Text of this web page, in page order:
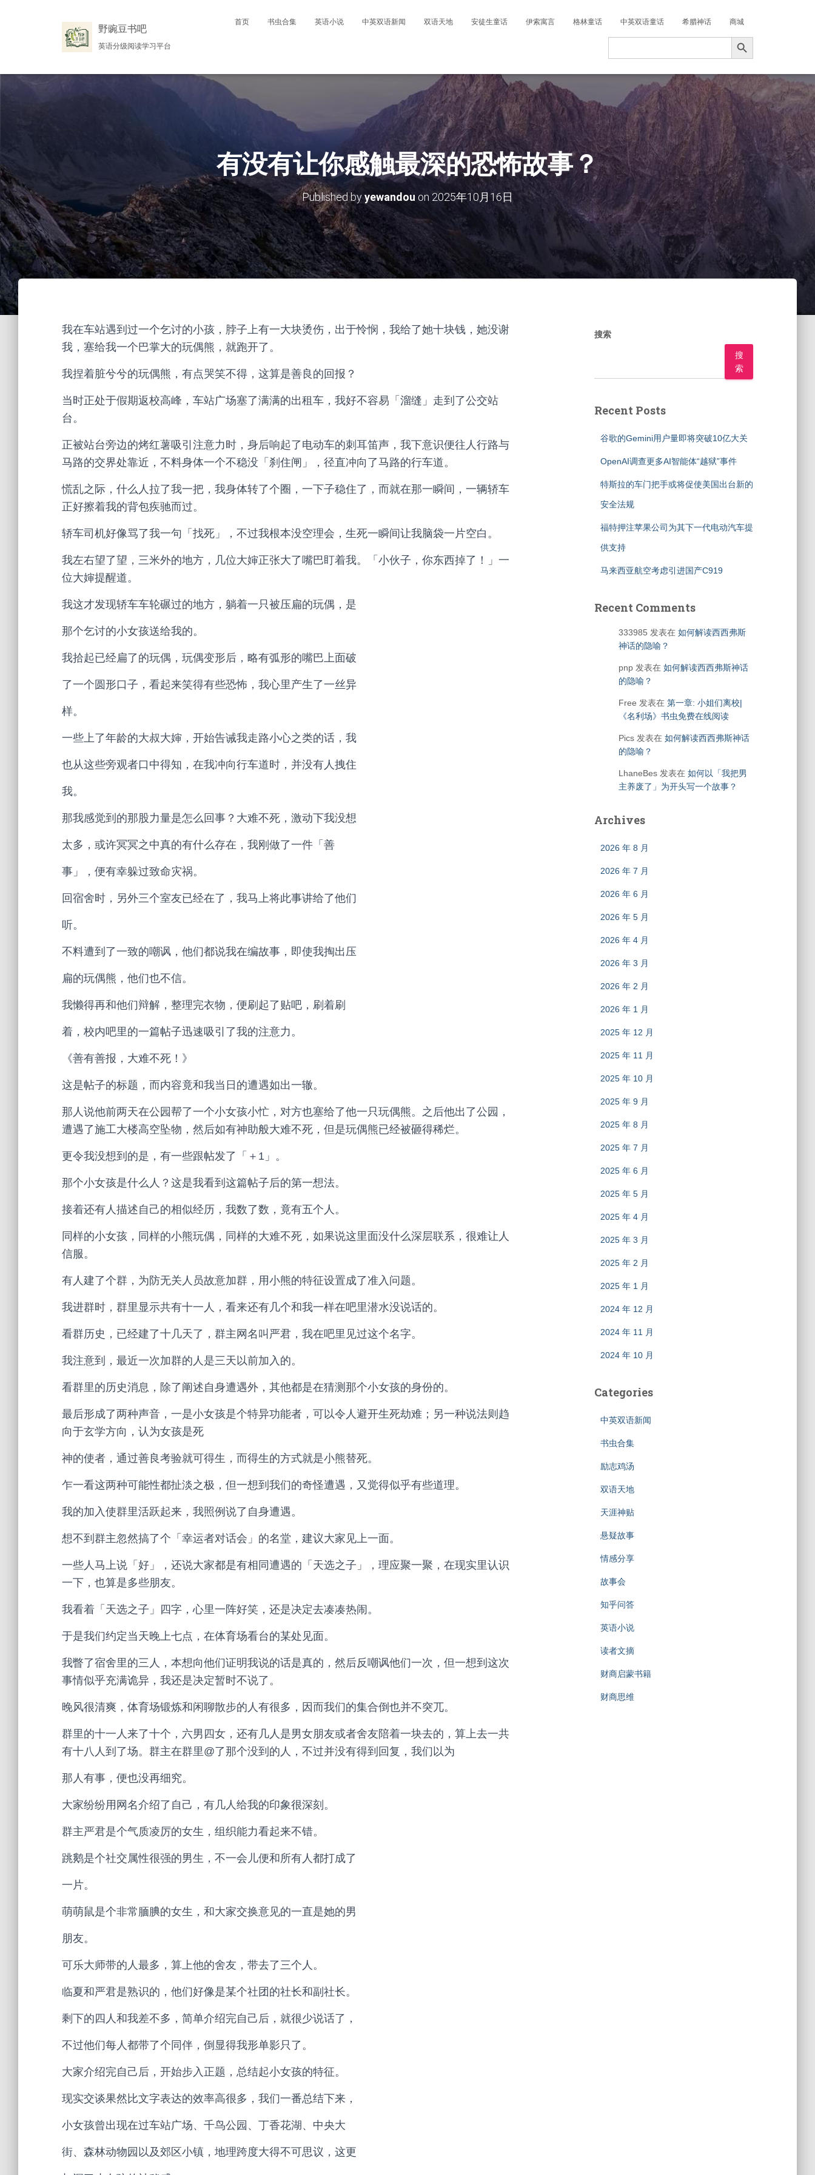
野豌豆书吧
英语分级阅读学习平台
首页 书虫合集 英语小说 中英双语新闻 双语天地 安徒生童话 伊索寓言 格林童话 中英双语童话 希腊神话 商城
Search
搜索按钮
有没有让你感触最深的恐怖故事？
Published byyewandou on 2025年10月16日
我在车站遇到过一个乞讨的小孩，脖子上有一大块烫伤，出于怜悯，我给了她十块钱，她没谢
我，塞给我一个巴掌大的玩偶熊，就跑开了。
我捏着脏兮兮的玩偶熊，有点哭笑不得，这算是善良的回报？
当时正处于假期返校高峰，车站广场塞了满满的出租车，我好不容易「溜缝」走到了公交站
台。
正被站台旁边的烤红薯吸引注意力时，身后响起了电动车的刺耳笛声，我下意识便往人行路与
马路的交界处靠近，不料身体一个不稳没「刹住闸」，径直冲向了马路的行车道。
慌乱之际，什么人拉了我一把，我身体转了个圈，一下子稳住了，而就在那一瞬间，一辆轿车
正好擦着我的背包疾驰而过。
轿车司机好像骂了我一句「找死」，不过我根本没空理会，生死一瞬间让我脑袋一片空白。
我左右望了望，三米外的地方，几位大婶正张大了嘴巴盯着我。「小伙子，你东西掉了！」一
位大婶提醒道。
我这才发现轿车车轮碾过的地方，躺着一只被压扁的玩偶，是
那个乞讨的小女孩送给我的。
我拾起已经扁了的玩偶，玩偶变形后，略有弧形的嘴巴上面破
了一个圆形口子，看起来笑得有些恐怖，我心里产生了一丝异
样。
一些上了年龄的大叔大婶，开始告诫我走路小心之类的话，我
也从这些旁观者口中得知，在我冲向行车道时，并没有人拽住
我。
那我感觉到的那股力量是怎么回事？大难不死，激动下我没想
太多，或许冥冥之中真的有什么存在，我刚做了一件「善
事」，便有幸躲过致命灾祸。
回宿舍时，另外三个室友已经在了，我马上将此事讲给了他们
听。
不料遭到了一致的嘲讽，他们都说我在编故事，即使我掏出压
扁的玩偶熊，他们也不信。
我懒得再和他们辩解，整理完衣物，便刷起了贴吧，刷着刷
着，校内吧里的一篇帖子迅速吸引了我的注意力。
《善有善报，大难不死！》
这是帖子的标题，而内容竟和我当日的遭遇如出一辙。
那人说他前两天在公园帮了一个小女孩小忙，对方也塞给了他一只玩偶熊。之后他出了公园，
遭遇了施工大楼高空坠物，然后如有神助般大难不死，但是玩偶熊已经被砸得稀烂。
更令我没想到的是，有一些跟帖发了「＋1」。
那个小女孩是什么人？这是我看到这篇帖子后的第一想法。
接着还有人描述自己的相似经历，我数了数，竟有五个人。
同样的小女孩，同样的小熊玩偶，同样的大难不死，如果说这里面没什么深层联系，很难让人
信服。
有人建了个群，为防无关人员故意加群，用小熊的特征设置成了准入问题。
我进群时，群里显示共有十一人，看来还有几个和我一样在吧里潜水没说话的。
看群历史，已经建了十几天了，群主网名叫严君，我在吧里见过这个名字。
我注意到，最近一次加群的人是三天以前加入的。
看群里的历史消息，除了阐述自身遭遇外，其他都是在猜测那个小女孩的身份的。
最后形成了两种声音，一是小女孩是个特异功能者，可以令人避开生死劫难；另一种说法则趋
向于玄学方向，认为女孩是死
神的使者，通过善良考验就可得生，而得生的方式就是小熊替死。
乍一看这两种可能性都扯淡之极，但一想到我们的奇怪遭遇，又觉得似乎有些道理。
我的加入使群里活跃起来，我照例说了自身遭遇。
想不到群主忽然搞了个「幸运者对话会」的名堂，建议大家见上一面。
一些人马上说「好」，还说大家都是有相同遭遇的「天选之子」，理应聚一聚，在现实里认识
一下，也算是多些朋友。
我看着「天选之子」四字，心里一阵好笑，还是决定去凑凑热闹。
于是我们约定当天晚上七点，在体育场看台的某处见面。
我瞥了宿舍里的三人，本想向他们证明我说的话是真的，然后反嘲讽他们一次，但一想到这次
事情似乎充满诡异，我还是决定暂时不说了。
晚风很清爽，体育场锻炼和闲聊散步的人有很多，因而我们的集合倒也并不突兀。
群里的十一人来了十个，六男四女，还有几人是男女朋友或者舍友陪着一块去的，算上去一共
有十八人到了场。群主在群里@了那个没到的人，不过并没有得到回复，我们以为
那人有事，便也没再细究。
大家纷纷用网名介绍了自己，有几人给我的印象很深刻。
群主严君是个气质凌厉的女生，组织能力看起来不错。
跳鹅是个社交属性很强的男生，不一会儿便和所有人都打成了
一片。
萌萌鼠是个非常腼腆的女生，和大家交换意见的一直是她的男
朋友。
可乐大师带的人最多，算上他的舍友，带去了三个人。
临夏和严君是熟识的，他们好像是某个社团的社长和副社长。
剩下的四人和我差不多，简单介绍完自己后，就很少说话了，
不过他们每人都带了个同伴，倒显得我形单影只了。
大家介绍完自己后，开始步入正题，总结起小女孩的特征。
现实交谈果然比文字表达的效率高很多，我们一番总结下来，
小女孩曾出现在过车站广场、千鸟公园、丁香花湖、中央大
街、森林动物园以及郊区小镇，地理跨度大得不可思议，这更
搜索
搜
索
Recent Posts
谷歌的Gemini用户量即将突破10亿大关
OpenAI调查更多AI智能体“越狱”事件
特斯拉的车门把手或将促使美国出台新的
安全法规
福特押注苹果公司为其下一代电动汽车提
供支持
马来西亚航空考虑引进国产C919
Recent Comments
333985 发表在 如何解读西西弗斯
神话的隐喻？
pnp发表在 如何解读西西弗斯神话
的隐喻？
Free 发表在 第一章: 小姐们离校|
《名利场》书虫免费在线阅读
Pics发表在 如何解读西西弗斯神话
的隐喻？
LhaneBes发表在 如何以「我把男
主养废了」为开头写一个故事？
Archives
2026 年 8 月
2026 年 7 月
2026 年 6 月
2026 年 5 月
2026 年 4 月
2026 年 3 月
2026 年 2 月
2026 年 1 月
2025 年 12 月
2025 年 11 月
2025 年 10 月
2025 年 9 月
2025 年 8 月
2025 年 7 月
2025 年 6 月
2025 年 5 月
2025 年 4 月
2025 年 3 月
2025 年 2 月
2025 年 1 月
2024 年 12 月
2024 年 11 月
2024 年 10 月
Categories
中英双语新闻
书虫合集
励志鸡汤
双语天地
天涯神贴
悬疑故事
情感分享
故事会
知乎问答
英语小说
读者文摘
财商启蒙书籍
财商思维